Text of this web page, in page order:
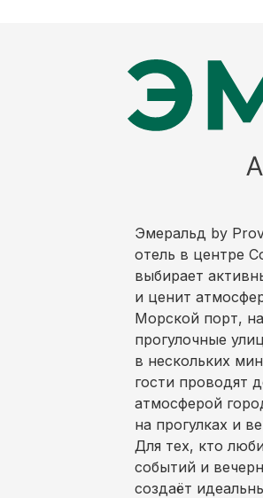
Эмеральд by
отель в центре
выбирает
и ценит
Морской порт,
прогулочные
в нескольких
гости проводят
атмосферой
на прогулках и
Для тех, кто
событий и
создаёт